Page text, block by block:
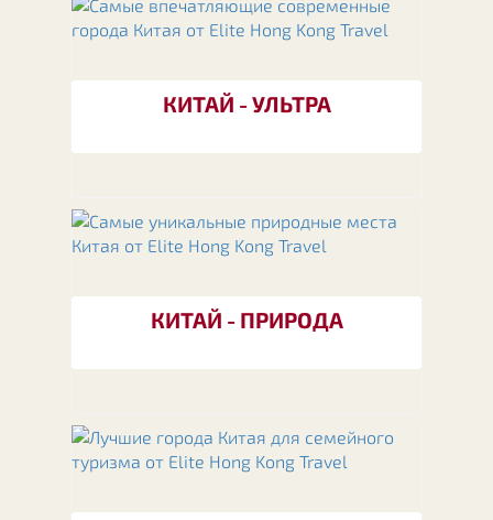
КИТАЙ - УЛЬТРА
КИТАЙ - ПРИРОДА